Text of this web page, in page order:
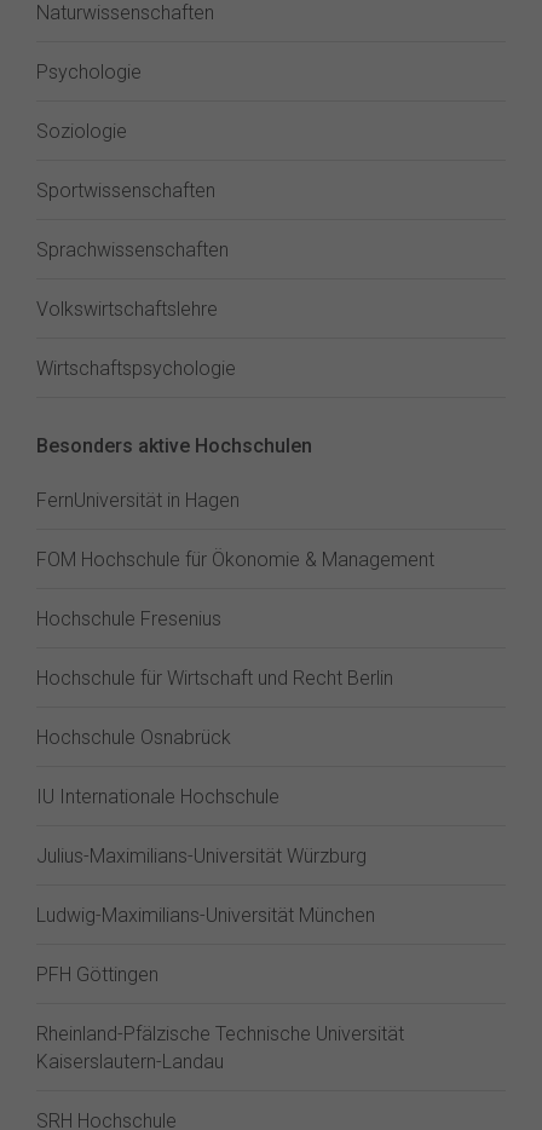
Naturwissenschaften
Psychologie
Soziologie
Sportwissenschaften
Sprachwissenschaften
Volkswirtschaftslehre
Wirtschaftspsychologie
Besonders aktive Hochschulen
FernUniversität in Hagen
FOM Hochschule für Ökonomie & Management
Hochschule Fresenius
Hochschule für Wirtschaft und Recht Berlin
Hochschule Osnabrück
IU Internationale Hochschule
Julius-Maximilians-Universität Würzburg
Ludwig-Maximilians-Universität München
PFH Göttingen
Rheinland-Pfälzische Technische Universität
Kaiserslautern-Landau
SRH Hochschule